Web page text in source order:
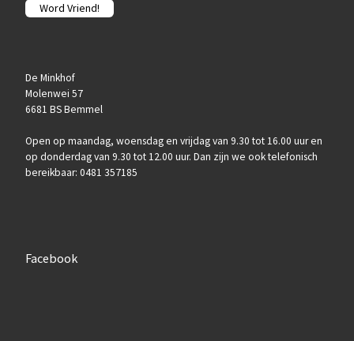
Word Vriend!
De Minkhof
Molenwei 57
6681 BS Bemmel
Open op maandag, woensdag en vrijdag van 9.30 tot 16.00 uur en
op donderdag van 9.30 tot 12.00 uur. Dan zijn we ook telefonisch
bereikbaar: 0481 357185
Facebook